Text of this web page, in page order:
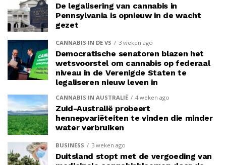
De legalisering van cannabis in
Pennsylvania is opnieuw in de wacht
gezet
CANNABIS IN DE VS 3 weken ago
Democratische senatoren blazen het
wetsvoorstel om cannabis op federaal
niveau in de Verenigde Staten te
legaliseren nieuw leven in
CANNABIS IN AUSTRALIË 4 weken ago
Zuid-Australië probeert
hennepvariëteiten te vinden die minder
water verbruiken
BUSINESS 3 weken ago
Duitsland stopt met de vergoeding van